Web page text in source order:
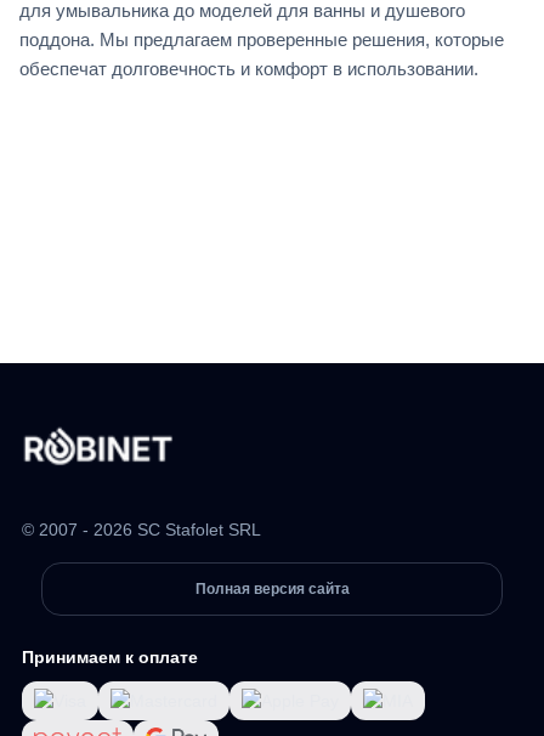
для умывальника до моделей для ванны и душевого
поддона. Мы предлагаем проверенные решения, которые
обеспечат долговечность и комфорт в использовании.
© 2007 - 2026 SC Stafolet SRL
Полная версия сайта
Принимаем к оплате